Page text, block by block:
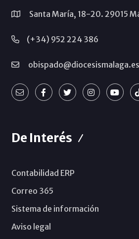
Santa María, 18-20. 29015
(+34) 952 224 386
obispado@diocesismalaga.es
De Interés
Contabilidad ERP
Correo 365
Sistema de información
Aviso legal